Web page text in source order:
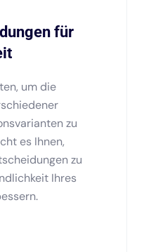
für
um die
zu
es Ihnen,
zu
Ihres